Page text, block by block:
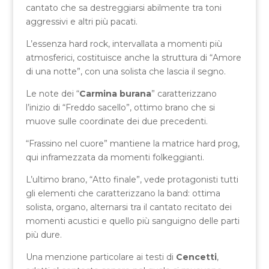
cantato che sa destreggiarsi abilmente tra toni
aggressivi e altri più pacati.
L’essenza hard rock, intervallata a momenti più
atmosferici, costituisce anche la struttura di “Amore
di una notte”, con una solista che lascia il segno.
Le note dei “Carmina burana” caratterizzano
l’inizio di “Freddo sacello”, ottimo brano che si
muove sulle coordinate dei due precedenti.
“Frassino nel cuore” mantiene la matrice hard prog,
qui inframezzata da momenti folkeggianti.
L’ultimo brano, “Atto finale”, vede protagonisti tutti
gli elementi che caratterizzano la band: ottima
solista, organo, alternarsi tra il cantato recitato dei
momenti acustici e quello più sanguigno delle parti
più dure.
Una menzione particolare ai testi di Cencetti,